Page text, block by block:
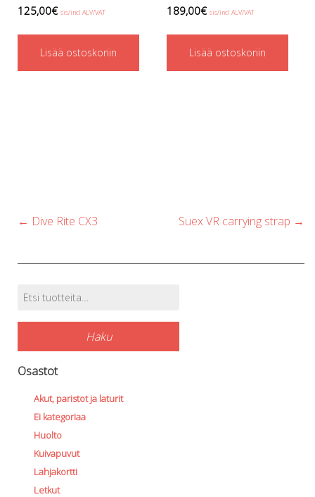
125,00€ sis/incl ALV/VAT
Lisää ostoskoriin
189,00€ sis/incl ALV/VAT
Lisää ostoskoriin
Post
← Dive Rite CX3 Suex VR carrying strap →
Tuotehaku
Etsi:
Haku
Osastot
Akut, paristot ja laturit
Ei kategoriaa
Huolto
Kuivapuvut
Lahjakortti
Letkut